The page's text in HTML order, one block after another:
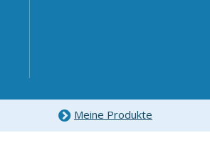
Meine Produkte